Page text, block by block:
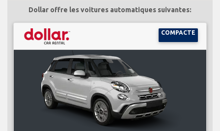
Dollar offre les voitures automatiques suivantes:
COMPACTE